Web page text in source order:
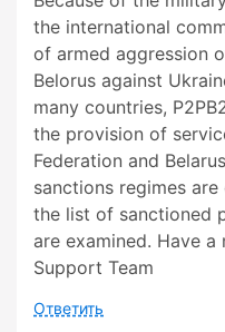
the international
of armed aggression
Belorus against
many countries,
the provision of
Federation and
sanctions regimes
the list of sanctioned
are examined. Have a
Support Team
Ответить